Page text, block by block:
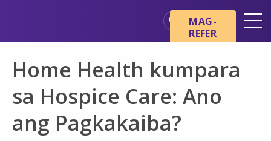
Mga Pangunahing Kaalaman
tungkol sa Hospice
Ang aming mga Serbisyo
Healthcare Professionals
MAG-
REFER
Home Health kumpara
sa Hospice Care: Ano
ang Pagkakaiba?